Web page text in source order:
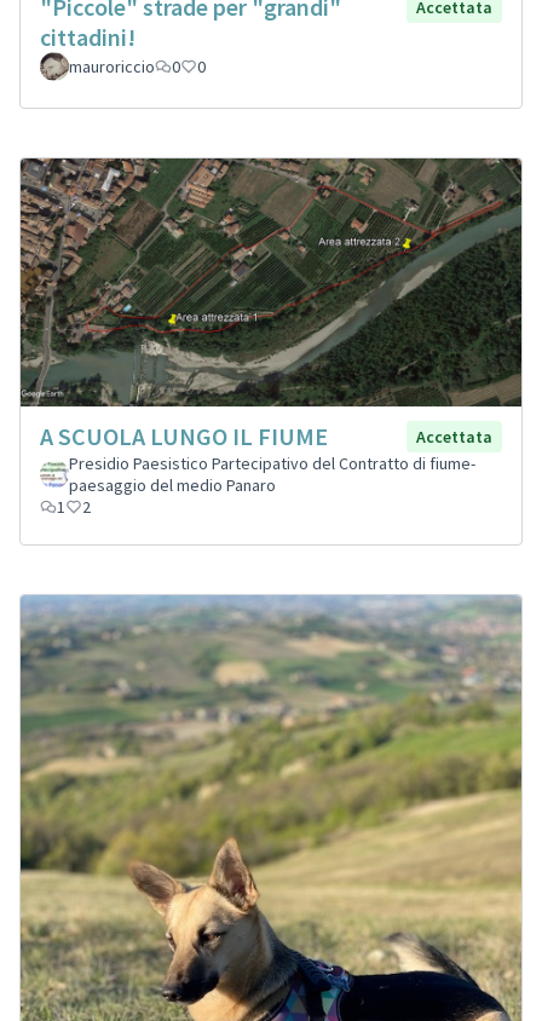
"Piccole" strade per "grandi"
cittadini!
Accettata
mauroriccio 0 0
A SCUOLA LUNGO IL FIUME
Accettata
Presidio Paesistico Partecipativo del Contratto di fiume-
paesaggio del medio Panaro
1
2